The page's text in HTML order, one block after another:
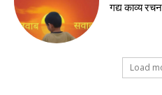
गद्य काव्य
Load